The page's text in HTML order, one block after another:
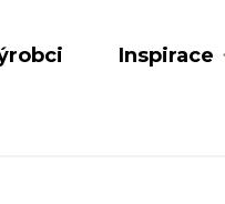
Inspirace